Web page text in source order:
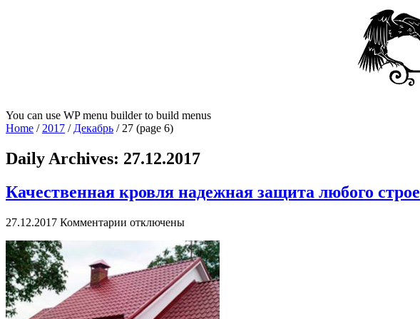
You can use WP menu builder to build menus
Home /2017 /Декабрь /27 (page 6)
Daily Archives: 27.12.2017
Качественная кровля надежная защита любого
27.12.2017 Комментарии к
Качественная
кровля
надежная
защита
любого
строения
отключены